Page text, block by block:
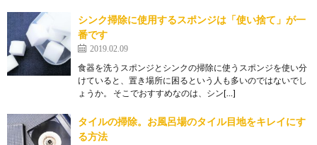
シンク掃除に使用するスポンジは「使い捨て」が一
番です
2019.02.09
食器を洗うスポンジとシンクの掃除に使うスポンジを使い分
けていると、置き場所に困るという人も多いのではないでし
ょうか。 そこでおすすめなのは、シン[…]
タイルの掃除。お風呂場のタイル目地をキレイにす
る方法